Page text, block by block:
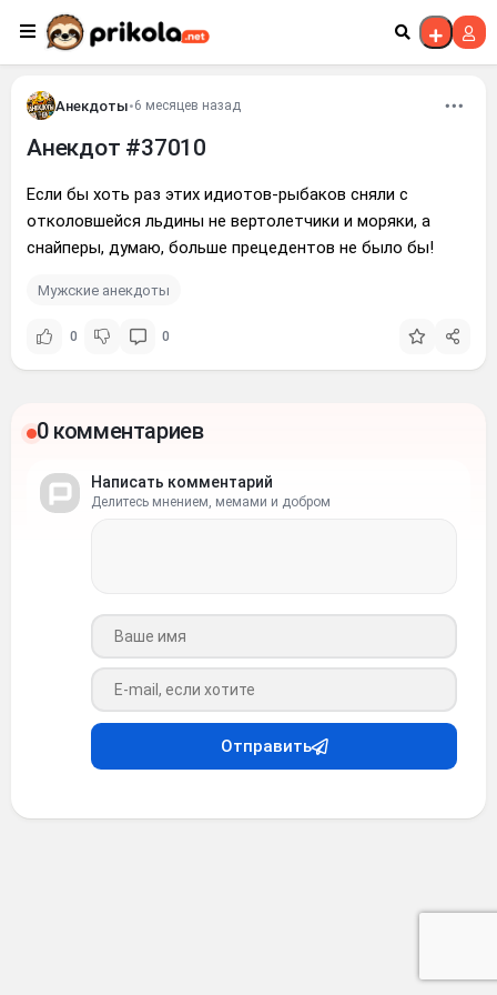
Перейти к контенту
Анекдоты•6 месяцев назад
Анекдот #37010
Если бы хоть раз этих идиотов-рыбаков сняли с
отколовшейся льдины не вертолетчики и моряки, а
снайперы, думаю, больше прецедентов не было бы!
Мужские анекдоты
0 0
0 комментариев
Написать комментарий
Делитесь мнением, мемами и добром
Ваше имя
Ваш e-mail
Отправить